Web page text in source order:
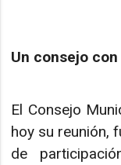
Un consejo
El Consejo
hoy su reunión,
de